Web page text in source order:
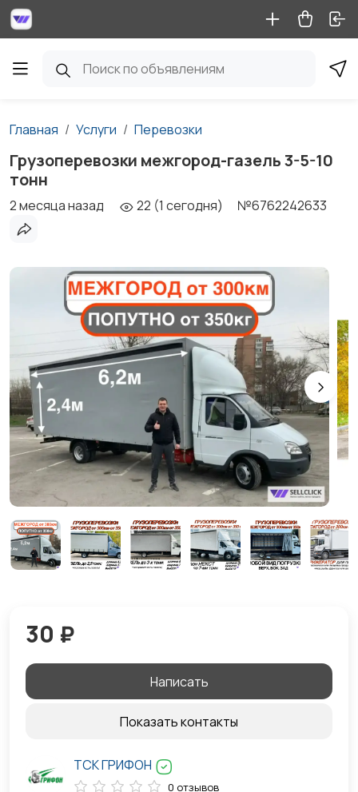
Главная Услуги Перевозки
Грузоперевозки межгород-газель 3-5-10
тонн
2 месяца назад 22 (1 сегодня) №6762242633
30 ₽
Написать
Показать контакты
ТСК ГРИФОН
0 отзывов